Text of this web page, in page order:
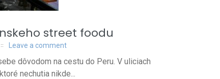
street foodu
Leave a comment
dôvodom na cestu do Peru. V uliciach
nechutia nikde...